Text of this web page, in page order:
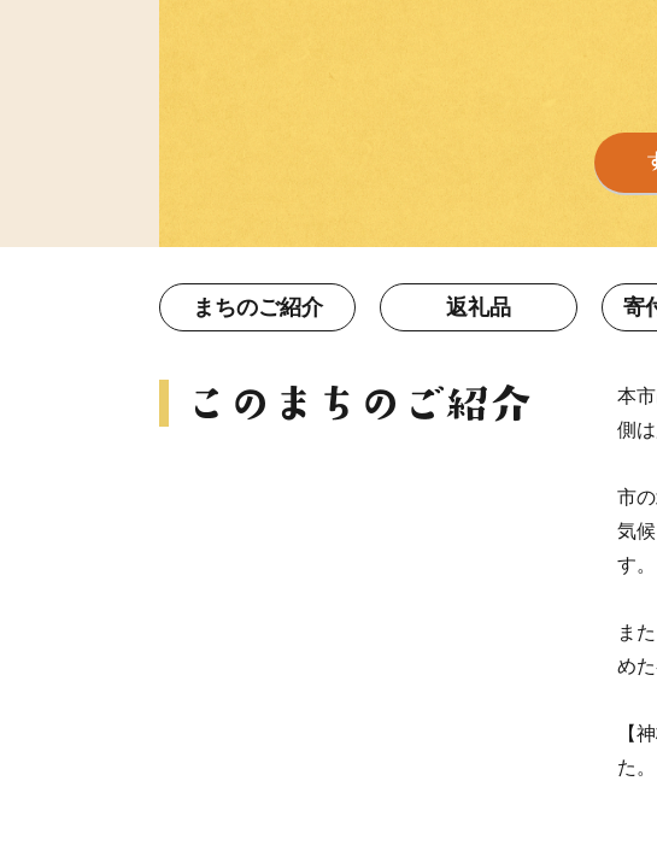
まちのご紹介 返礼品 寄
本
側
市
気
す。
ま
め
【
た